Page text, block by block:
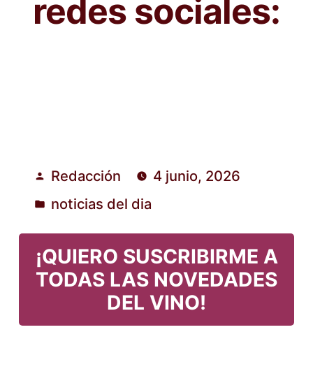
redes sociales:
Publicado
por
Redacción 4 junio, 2026
Publicado
en
noticias del dia
¡QUIERO SUSCRIBIRME A
TODAS LAS NOVEDADES
DEL VINO!